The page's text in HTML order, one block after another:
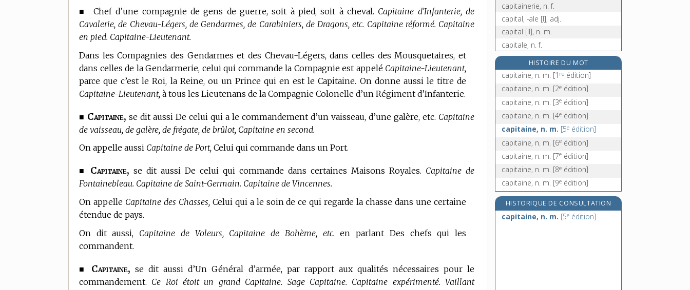
■Chef d’une compagnie de gens de guerre, soit à pied, soit à cheval. Capitaine d’Infanterie, de
Cavalerie, de Chevau-Légers, de Gendarmes, de Carabiniers, de Dragons, etc. Capitaine réformé. Capitaine
en pied. Capitaine-Lieutenant.
Dans les Compagnies des Gendarmes et des Chevau-Légers, dans celles des Mousquetaires, et
dans celles de la Gendarmerie, celui qui commande la Compagnie est appelé Capitaine-Lieutenant,
parce que c’est le Roi, la Reine, ou un Prince qui en est le Capitaine. On donne aussi le titre de
Capitaine-Lieutenant, à tous les Lieutenans de la Compagnie Colonelle d’un Régiment d’Infanterie.
■ Capitaine, se dit aussi De celui qui a le commandement d’un vaisseau, d’une galère, etc. Capitaine
de vaisseau, de galère, de frégate, de brûlot, Capitaine en second.
On appelle aussi Capitaine de Port, Celui qui commande dans un Port.
■ Capitaine, se dit aussi De celui qui commande dans certaines Maisons Royales. Capitaine de
Fontainebleau. Capitaine de Saint-Germain. Capitaine de Vincennes.
On appelle Capitaine des Chasses, Celui qui a le soin de ce qui regarde la chasse dans une certaine
étendue de pays.
On dit aussi, Capitaine de Voleurs, Capitaine de Bohème, etc. en parlant Des chefs qui les
commandent.
■ Capitaine, se dit aussi d’Un Général d’armée, par rapport aux qualités nécessaires pour le
commandement. Ce Roi étoit un grand Capitaine. Sage Capitaine. Capitaine expérimenté. Vaillant
capitainerie, n. f.
capital, -ale [I], adj.
capital [II], n. m.
capitale, n. f.
capitalisable, adj.
capitalisation, n. f.
capitaliser, v. tr.
capitaliste, n.
HISTOIRE DU MOT
capitaine, n. m. [1 re édition]
capitaine, n. m. [2e édition]
capitaine, n. m. [3e édition]
capitaine, n. m. [4e édition]
capitaine, n. m. [5e édition]
capitaine, n. m. [6e édition]
capitaine, n. m. [7e édition]
capitaine, n. m. [8e édition]
capitaine, n. m. [9e édition]
HISTORIQUE DE CONSULTATION
capitaine, n. m. [5e édition]